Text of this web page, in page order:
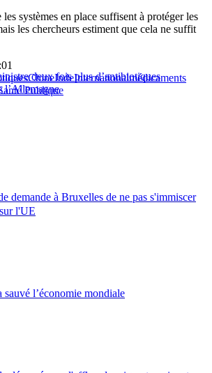
les systèmes en place suffisent à protéger les
les chercheurs estiment que cela ne suffit
deux fois plus d’antibiotiques
l’Allemagne
ChineIndeInternationalmédicaments
Publique
demande à Bruxelles de ne pas s'immiscer
l'UE
l’économie mondiale